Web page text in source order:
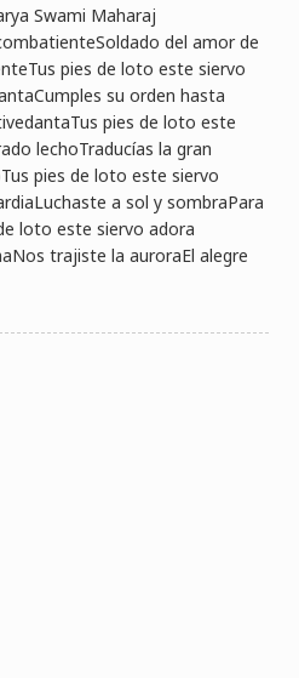
Swami Maharaj
del amor de
pies de loto este siervo
su orden hasta
pies de loto este
lechoTraducías la gran
pies de loto este siervo
a sol y sombraPara
loto este siervo adora
trajiste la auroraEl alegre